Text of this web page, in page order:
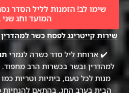
שימו לב! הזמנות לליל הסדר
המועד וחג
שירות קייטרינג לפסח כשר למהדרין 2026 –
✔️ ארוחת ליל סדר כשרה לגמרי
למהדרין ובשר בכשרות הרב
מנות לכל טעם, ביתיות וטריות
הבית בערב החג, בהתאם